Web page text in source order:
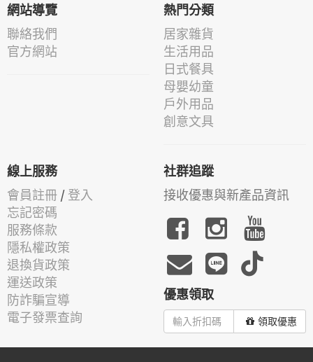
網站導覽
聯絡我們
官方網站
熱門分類
居家雜貨
生活用品
日式餐具
母嬰幼童
戶外用品
創意文具
線上服務
會員註冊 / 登入
忘記密碼
服務條款
隱私權政策
退換貨政策
運送政策
防詐騙宣導
電子發票查詢
社群追蹤
接收優惠與新產品資訊
優惠領取
領取優惠